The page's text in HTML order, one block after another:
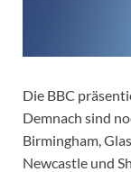
Die BBC
Demnach sind
Birmingham,
Newcastle und